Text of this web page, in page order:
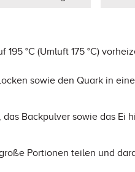
195 °C (Umluft 175 °C)
sowie den Quark in
das Backpulver sowie das
Portionen teilen und